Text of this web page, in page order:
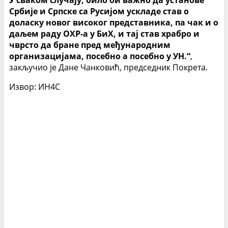
Србије и Српске са Русијом ускладе став о
доласку новог високог представника, па чак и о
даљем раду ОХР-а у БиХ, и тај став храбро и
чврсто да бране пред међународним
организацијама, посебно а посебно у УН.“,
закључио је Дане Чанковић, председник Покрета.
Извор: ИН4С